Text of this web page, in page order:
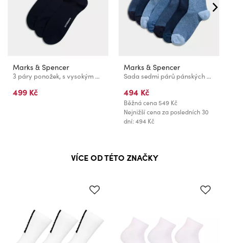
Marks & Spencer
3 páry ponožek, s vysokým podílem egyptské bavlny Marks & Spencer námořnická modrá
499 Kč
Marks & Spencer
Sada sedmi párů pánských ponožek Marks & Spencer
494 Kč
Běžná cena549 Kč
Nejnižší cena za posledních 30
dní: 494 Kč
VÍCE OD TÉTO ZNAČKY